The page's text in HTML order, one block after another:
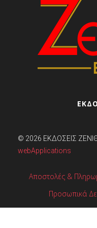
© 2026 ΕΚΔΌΣΕΙΣ
webApplications
Αποστολές &
Προσωπικά